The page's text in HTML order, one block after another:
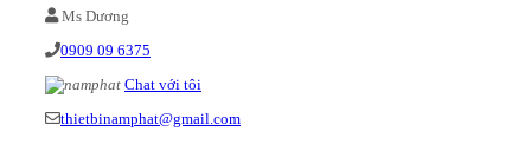
Ms Dương
0909 09 6375
Chat với tôi
thietbinamphat@gmail.com